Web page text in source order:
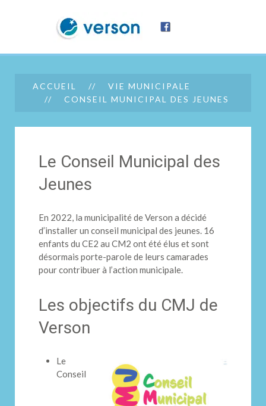
ACCUEIL
VIE MUNICIPALE
CONSEIL MUNICIPAL DES JEUNES
Le Conseil Municipal des
Jeunes
En 2022, la municipalité de Verson a décidé
d’installer un conseil municipal des jeunes. 16
enfants du CE2 au CM2 ont été élus et sont
désormais porte-parole de leurs camarades
pour contribuer à l’action municipale.
Les objectifs du CMJ de
Verson
Le
Conseil